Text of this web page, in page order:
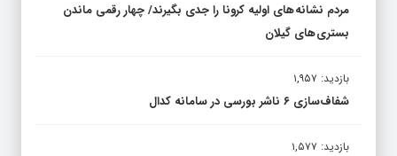
مردم نشانه های اولیه کرونا را جدی بگیرند/ چهار رقمی ماندن
بستری های گیلان
بازدید: ۱,۹۵۷
شفاف‌سازی ۶ ناشر بورسی در سامانه کدال
بازدید: ۱,۵۷۷